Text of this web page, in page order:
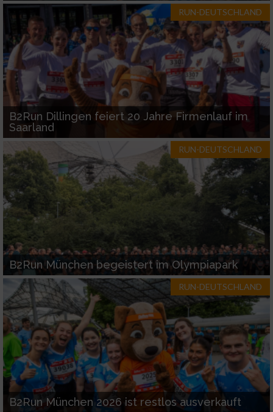
RUN-DEUTSCHLAND
B2Run Dillingen feiert 20 Jahre Firmenlauf im
Saarland
RUN-DEUTSCHLAND
B2Run München begeistert im Olympiapark
RUN-DEUTSCHLAND
B2Run München 2026 ist restlos ausverkauft